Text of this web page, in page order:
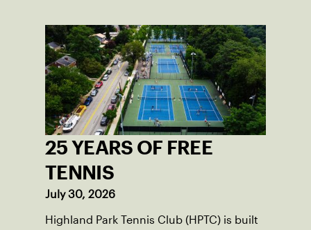
25 YEARS OF FREE
TENNIS
July 30, 2026
Highland Park Tennis Club (HPTC) is built